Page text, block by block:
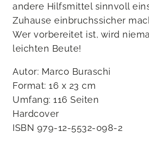
andere Hilfsmittel sinnvoll
Zuhause einbruchssicher
Wer vorbereitet ist, wird
leichten Beute!
Autor: Marco Buraschi
Format: 16 x 23 cm
Umfang: 116 Seiten
Hardcover
ISBN 979-12-5532-098-2